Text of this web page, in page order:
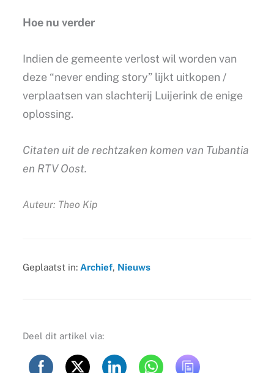
Hoe nu verder
Indien de gemeente verlost wil worden van
deze “never ending story” lijkt uitkopen /
verplaatsen van slachterij Luijerink de enige
oplossing.
Citaten uit de rechtzaken komen van Tubantia
en RTV Oost.
Auteur: Theo Kip
Geplaatst in: Archief, Nieuws
Deel dit artikel via: